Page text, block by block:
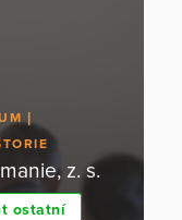
z. s.
ostatní